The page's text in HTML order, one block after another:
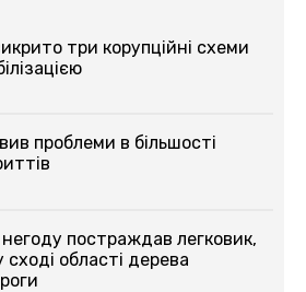
три корупційні схеми
проблеми в більшості
негоду постраждав легковик,
області дерева